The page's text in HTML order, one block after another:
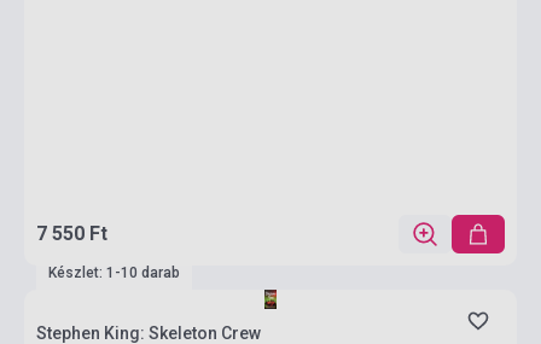
7 550 Ft
Készlet: 1-10 darab
Stephen King: Skeleton Crew